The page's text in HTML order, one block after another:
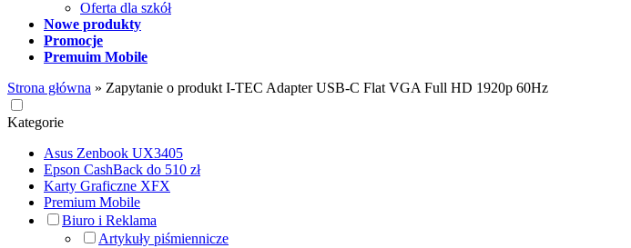
Oferta dla szkół
Nowe produkty
Promocje
Premuim Mobile
Strona główna » Zapytanie o produkt I-TEC Adapter USB-C Flat VGA Full HD 1920p 60Hz
Kategorie
Asus Zenbook UX3405
Epson CashBack do 510 zł
Karty Graficzne XFX
Premium Mobile
Biuro i Reklama
Artykuły piśmiennicze